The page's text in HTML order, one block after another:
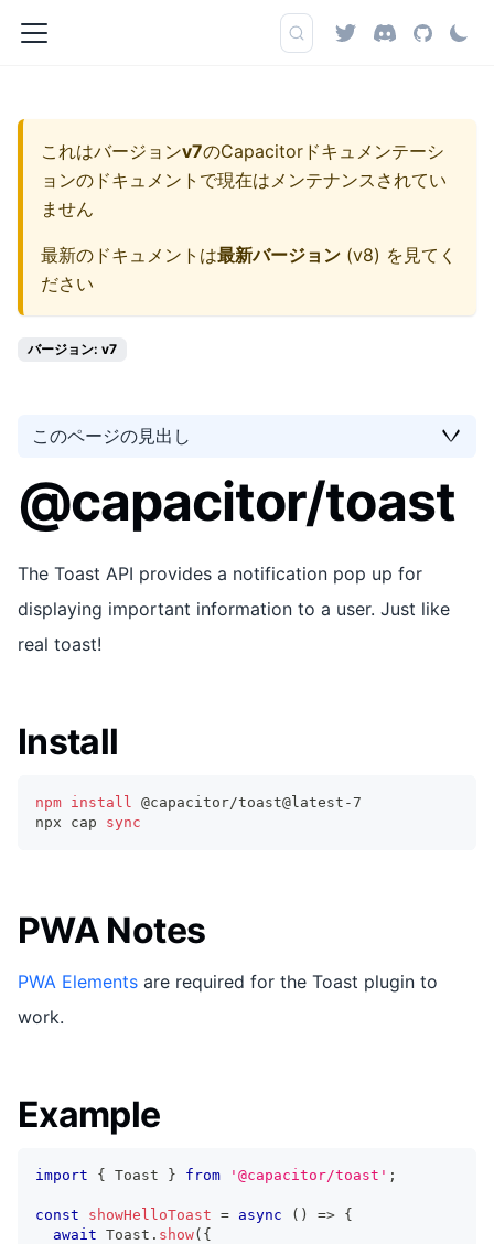
これはバージョンv7のCapacitorドキュメンテーシ
ョンのドキュメントで現在はメンテナンスされてい
ません
最新のドキュメントは最新バージョン (v8) を見てく
ださい
バージョン: v7
このページの見出し
@capacitor/toast
The Toast API provides a notification pop up for
displaying important information to a user. Just like
real toast!
Install
npm install
@capacitor/toast@latest-7
npx cap sync
PWA Notes
PWA Elements are required for the Toast plugin to
work.
Example
import { Toast } from '@capacitor/toast' ;
const showHelloToast = async ( ) => {
await Toast . show( {